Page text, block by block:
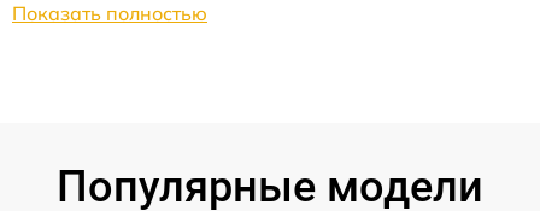
Показать полностью
Популярные модели